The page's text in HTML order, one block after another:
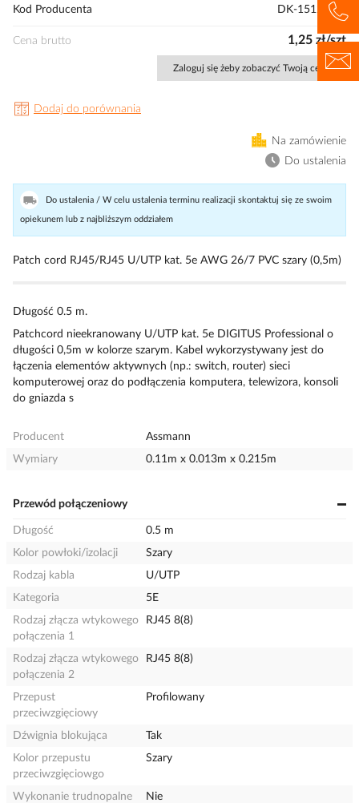
Kod Producenta
DK-1512-005
Cena brutto 1,25 zł/szt
Zaloguj się żeby zobaczyć Twoją cenę
Dodaj do porównania
Na zamówienie
Do ustalenia
Do ustalenia / W celu ustalenia terminu realizacji skontaktuj się ze swoim
opiekunem lub z najbliższym oddziałem
Patch cord RJ45/RJ45 U/UTP kat. 5e AWG 26/7 PVC szary (0,5m)
Długość 0.5 m.
Patchcord nieekranowany U/UTP kat. 5e DIGITUS Professional o
długości 0,5m w kolorze szarym. Kabel wykorzystywany jest do
łączenia elementów aktywnych (np.: switch, router) sieci
komputerowej oraz do podłączenia komputera, telewizora, konsoli
do gniazda s
Producent
Assmann
Wymiary
0.11m x 0.013m x 0.215m
Przewód połączeniowy
Długość
0.5 m
Kolor powłoki/izolacji
Szary
Rodzaj kabla
U/UTP
Kategoria
5E
Rodzaj złącza wtykowego
połączenia 1
RJ45 8(8)
Rodzaj złącza wtykowego
połączenia 2
RJ45 8(8)
Przepust
przeciwzgięciowy
Profilowany
Dźwignia blokująca
Tak
Kolor przepustu
przeciwzgięciowgo
Szary
Wykonanie trudnopalne
Nie